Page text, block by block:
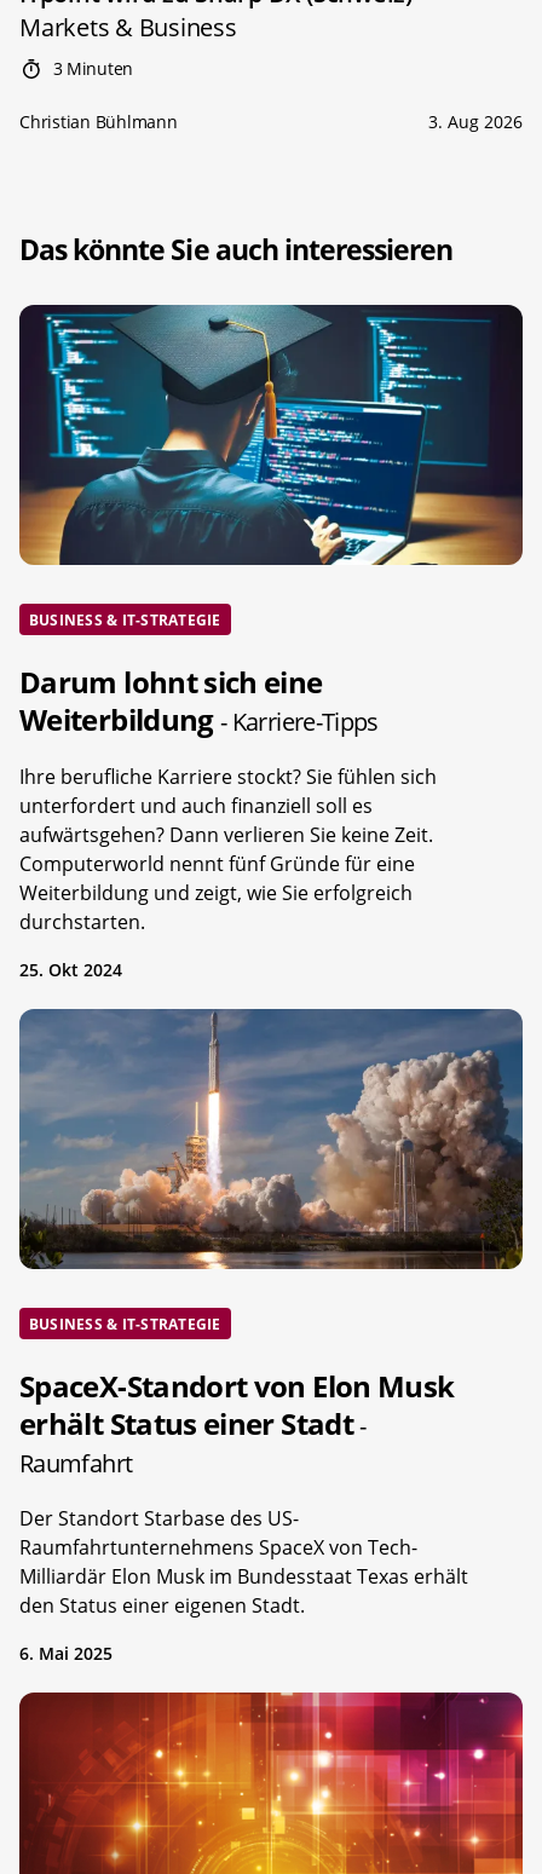
Markets & Business
3 Minuten
Christian Bühlmann 3. Aug 2026
Das könnte Sie auch interessieren
BUSINESS & IT-STRATEGIE
Darum lohnt sich eine
Weiterbildung- Karriere-Tipps
Ihre berufliche Karriere stockt? Sie fühlen sich
unterfordert und auch finanziell soll es
aufwärtsgehen? Dann verlieren Sie keine Zeit.
Computerworld nennt fünf Gründe für eine
Weiterbildung und zeigt, wie Sie erfolgreich
durchstarten.
25. Okt 2024
BUSINESS & IT-STRATEGIE
SpaceX-Standort von Elon Musk
erhält Status einer Stadt-
Raumfahrt
Der Standort Starbase des US-
Raumfahrtunternehmens SpaceX von Tech-
Milliardär Elon Musk im Bundesstaat Texas erhält
den Status einer eigenen Stadt.
6. Mai 2025